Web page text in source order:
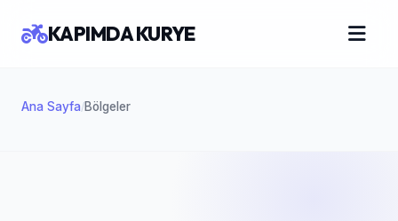
Ana Sayfa/Bölgeler
KAPIMDA KURYE